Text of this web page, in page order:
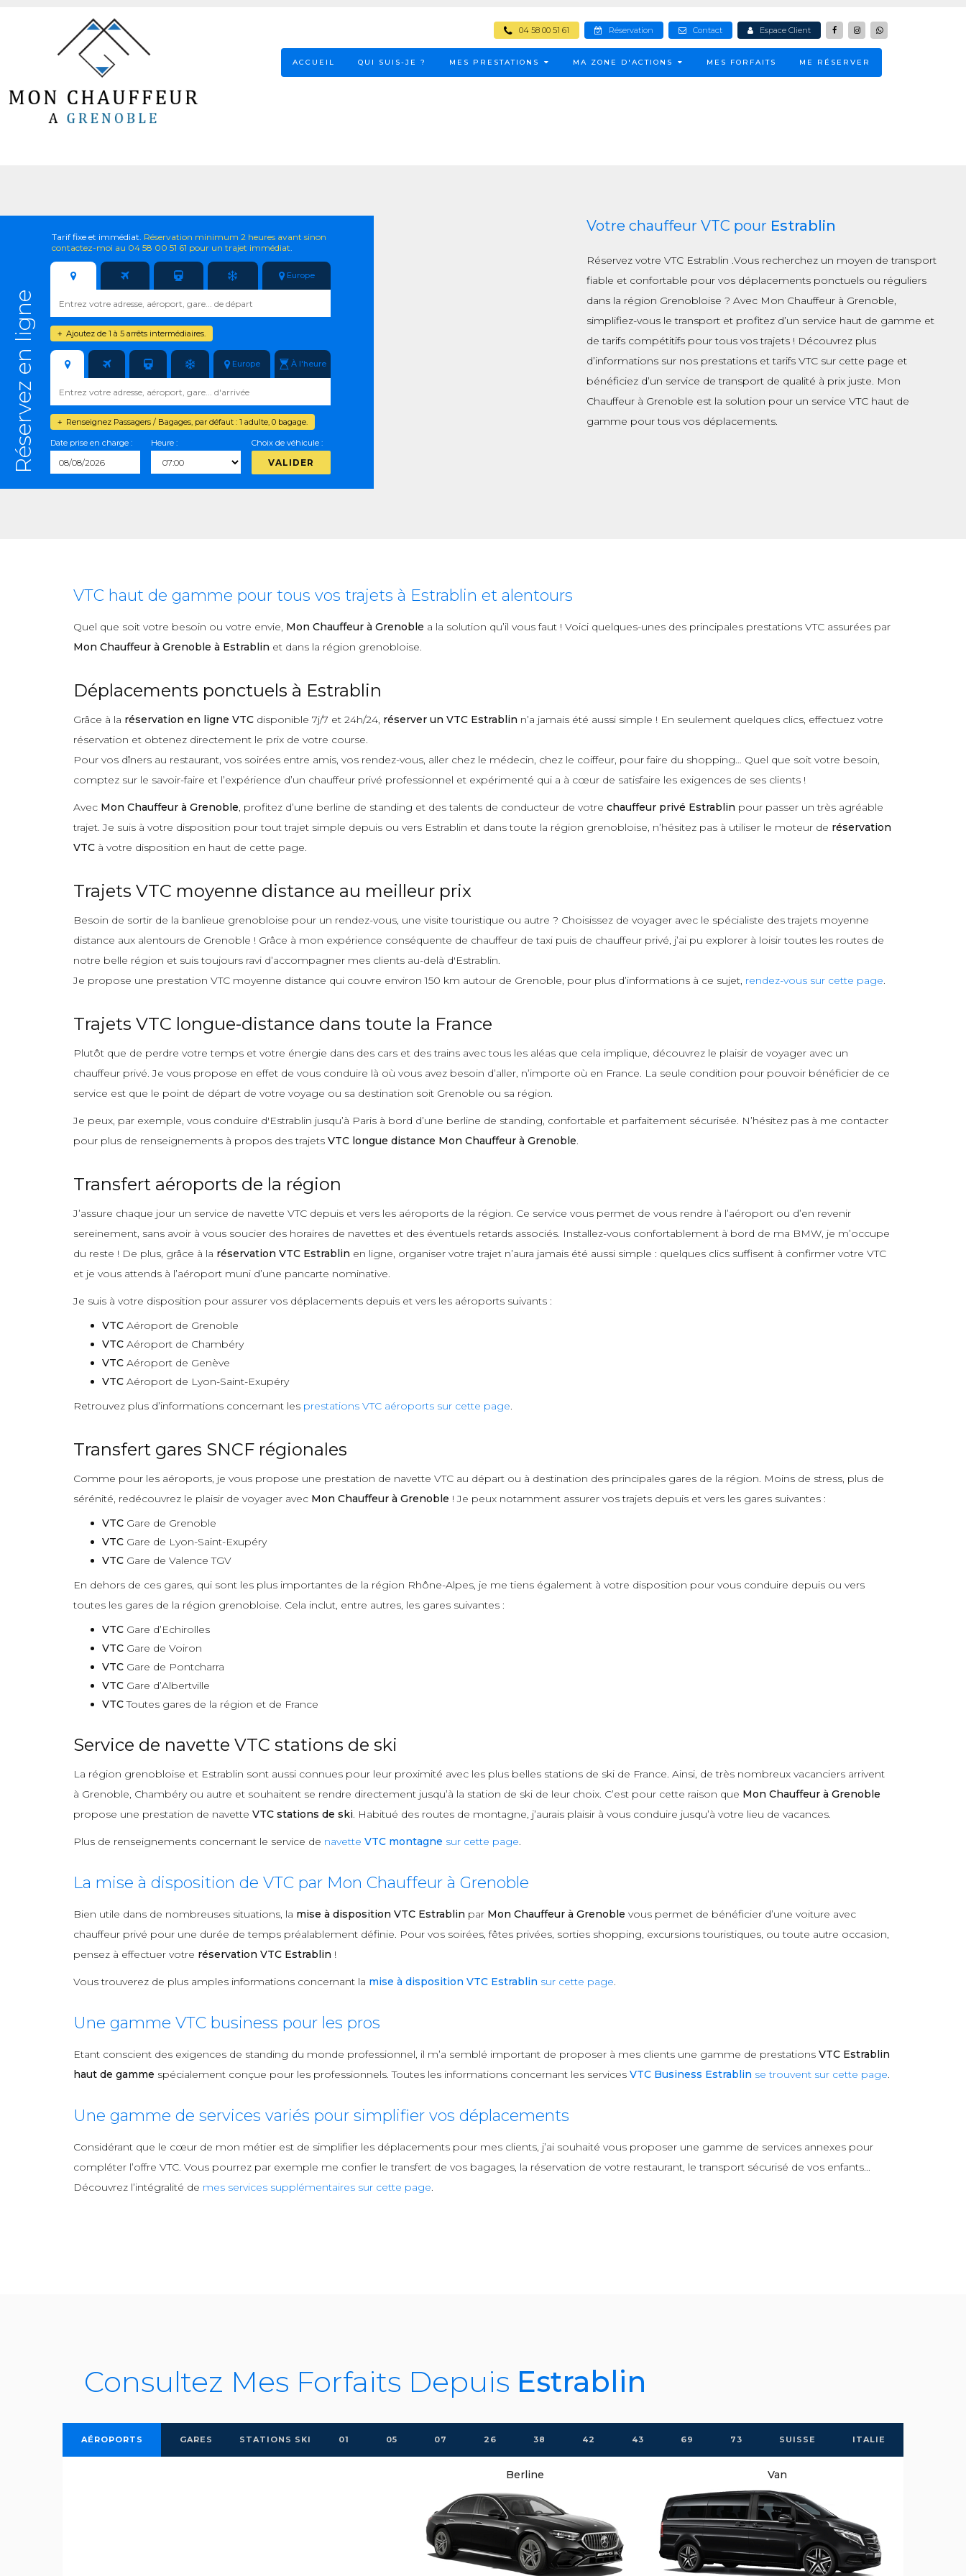
04 58 00 51 61 Réservation Contact Espace Client
ACCUEIL QUI SUIS-JE ? MES PRESTATIONS MA ZONE D'ACTIONS MES FORFAITS ME RÉSERVER
Votre chauffeur VTC pour Estrablin
Réservez votre VTC Estrablin .Vous recherchez un moyen de transport
fiable et confortable pour vos déplacements ponctuels ou réguliers
dans la région Grenobloise ? Avec Mon Chauffeur à Grenoble,
simplifiez-vous le transport et profitez d’un service haut de gamme et
de tarifs compétitifs pour tous vos trajets ! Découvrez plus
d’informations sur nos prestations et tarifs VTC sur cette page et
bénéficiez d’un service de transport de qualité à prix juste. Mon
Chauffeur à Grenoble est la solution pour un service VTC haut de
gamme pour tous vos déplacements.
Réservez en ligne
Tarif fixe et immédiat. Réservation minimum 2 heures avant sinon
contactez-moi au 04 58 00 51 61 pour un trajet immédiat.
Europe
Ajoutez de 1 à 5 arrêts intermédiaires.
+
Europe À l'heure
Renseignez Passagers / Bagages, par défaut : 1 adulte, 0 bagage.
+
Date prise en charge : Heure : Choix de véhicule :
VALIDER
VTC haut de gamme pour tous vos trajets à Estrablin et alentours
Quel que soit votre besoin ou votre envie, Mon Chauffeur à Grenoble a la solution qu’il vous faut ! Voici quelques-unes des principales prestations VTC assurées par
Mon Chauffeur à Grenoble à Estrablin et dans la région grenobloise.
Déplacements ponctuels à Estrablin
Grâce à la réservation en ligne VTC disponible 7j/7 et 24h/24, réserver un VTC Estrablin n’a jamais été aussi simple ! En seulement quelques clics, effectuez votre
réservation et obtenez directement le prix de votre course.
Pour vos dîners au restaurant, vos soirées entre amis, vos rendez-vous, aller chez le médecin, chez le coiffeur, pour faire du shopping… Quel que soit votre besoin,
comptez sur le savoir-faire et l’expérience d’un chauffeur privé professionnel et expérimenté qui a à cœur de satisfaire les exigences de ses clients !
Avec Mon Chauffeur à Grenoble, profitez d’une berline de standing et des talents de conducteur de votre chauffeur privé Estrablin pour passer un très agréable
trajet. Je suis à votre disposition pour tout trajet simple depuis ou vers Estrablin et dans toute la région grenobloise, n’hésitez pas à utiliser le moteur de réservation
VTC à votre disposition en haut de cette page.
Trajets VTC moyenne distance au meilleur prix
Besoin de sortir de la banlieue grenobloise pour un rendez-vous, une visite touristique ou autre ? Choisissez de voyager avec le spécialiste des trajets moyenne
distance aux alentours de Grenoble ! Grâce à mon expérience conséquente de chauffeur de taxi puis de chauffeur privé, j’ai pu explorer à loisir toutes les routes de
notre belle région et suis toujours ravi d’accompagner mes clients au-delà d'Estrablin.
Je propose une prestation VTC moyenne distance qui couvre environ 150 km autour de Grenoble, pour plus d’informations à ce sujet, rendez-vous sur cette page.
Trajets VTC longue-distance dans toute la France
Plutôt que de perdre votre temps et votre énergie dans des cars et des trains avec tous les aléas que cela implique, découvrez le plaisir de voyager avec un
chauffeur privé. Je vous propose en effet de vous conduire là où vous avez besoin d’aller, n’importe où en France. La seule condition pour pouvoir bénéficier de ce
service est que le point de départ de votre voyage ou sa destination soit Grenoble ou sa région.
Je peux, par exemple, vous conduire d'Estrablin jusqu’à Paris à bord d’une berline de standing, confortable et parfaitement sécurisée. N’hésitez pas à me contacter
pour plus de renseignements à propos des trajets VTC longue distance Mon Chauffeur à Grenoble.
Transfert aéroports de la région
J’assure chaque jour un service de navette VTC depuis et vers les aéroports de la région. Ce service vous permet de vous rendre à l’aéroport ou d’en revenir
sereinement, sans avoir à vous soucier des horaires de navettes et des éventuels retards associés. Installez-vous confortablement à bord de ma BMW, je m’occupe
du reste ! De plus, grâce à la réservation VTC Estrablin en ligne, organiser votre trajet n’aura jamais été aussi simple : quelques clics suffisent à confirmer votre VTC
et je vous attends à l’aéroport muni d’une pancarte nominative.
Je suis à votre disposition pour assurer vos déplacements depuis et vers les aéroports suivants :
VTC Aéroport de Grenoble
VTC Aéroport de Chambéry
VTC Aéroport de Genève
VTC Aéroport de Lyon-Saint-Exupéry
Retrouvez plus d’informations concernant les prestations VTC aéroports sur cette page.
Transfert gares SNCF régionales
Comme pour les aéroports, je vous propose une prestation de navette VTC au départ ou à destination des principales gares de la région. Moins de stress, plus de
sérénité, redécouvrez le plaisir de voyager avec Mon Chauffeur à Grenoble ! Je peux notamment assurer vos trajets depuis et vers les gares suivantes :
VTC Gare de Grenoble
VTC Gare de Lyon-Saint-Exupéry
VTC Gare de Valence TGV
En dehors de ces gares, qui sont les plus importantes de la région Rhône-Alpes, je me tiens également à votre disposition pour vous conduire depuis ou vers
toutes les gares de la région grenobloise. Cela inclut, entre autres, les gares suivantes :
VTC Gare d’Echirolles
VTC Gare de Voiron
VTC Gare de Pontcharra
VTC Gare d’Albertville
VTCToutes gares de la région et de France
Service de navette VTC stations de ski
La région grenobloise et Estrablin sont aussi connues pour leur proximité avec les plus belles stations de ski de France. Ainsi, de très nombreux vacanciers arrivent
à Grenoble, Chambéry ou autre et souhaitent se rendre directement jusqu’à la station de ski de leur choix. C’est pour cette raison que Mon Chauffeur à Grenoble
propose une prestation de navette VTC stations de ski. Habitué des routes de montagne, j’aurais plaisir à vous conduire jusqu’à votre lieu de vacances.
Plus de renseignements concernant le service de navette VTC montagne sur cette page.
La mise à disposition de VTC par Mon Chauffeur à Grenoble
Bien utile dans de nombreuses situations, la mise à disposition VTC Estrablin par Mon Chauffeur à Grenoble vous permet de bénéficier d’une voiture avec
chauffeur privé pour une durée de temps préalablement définie. Pour vos soirées, fêtes privées, sorties shopping, excursions touristiques, ou toute autre occasion,
pensez à effectuer votre réservation VTC Estrablin !
Vous trouverez de plus amples informations concernant la mise à disposition VTC Estrablin sur cette page.
Une gamme VTC business pour les pros
Etant conscient des exigences de standing du monde professionnel, il m’a semblé important de proposer à mes clients une gamme de prestations VTC Estrablin
haut de gamme spécialement conçue pour les professionnels. Toutes les informations concernant les services VTC Business Estrablin se trouvent sur cette page.
Une gamme de services variés pour simplifier vos déplacements
Considérant que le cœur de mon métier est de simplifier les déplacements pour mes clients, j’ai souhaité vous proposer une gamme de services annexes pour
compléter l’offre VTC. Vous pourrez par exemple me confier le transfert de vos bagages, la réservation de votre restaurant, le transport sécurisé de vos enfants...
Découvrez l’intégralité de mes services supplémentaires sur cette page.
Consultez Mes Forfaits Depuis Estrablin
AÉROPORTS GARES STATIONS SKI 01 05 07 26 38 42 43 69 73 SUISSE ITALIE
Berline Van